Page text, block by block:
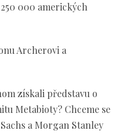
000 amerických
Archerovi a
získali představu o
Metabioty? Chceme se
a Morgan Stanley